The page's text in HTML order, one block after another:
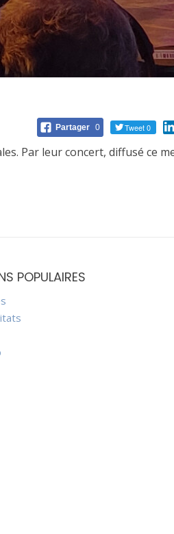
Partager 0 Tweet 0
Par leur concert, diffusé ce
POPULAIRES